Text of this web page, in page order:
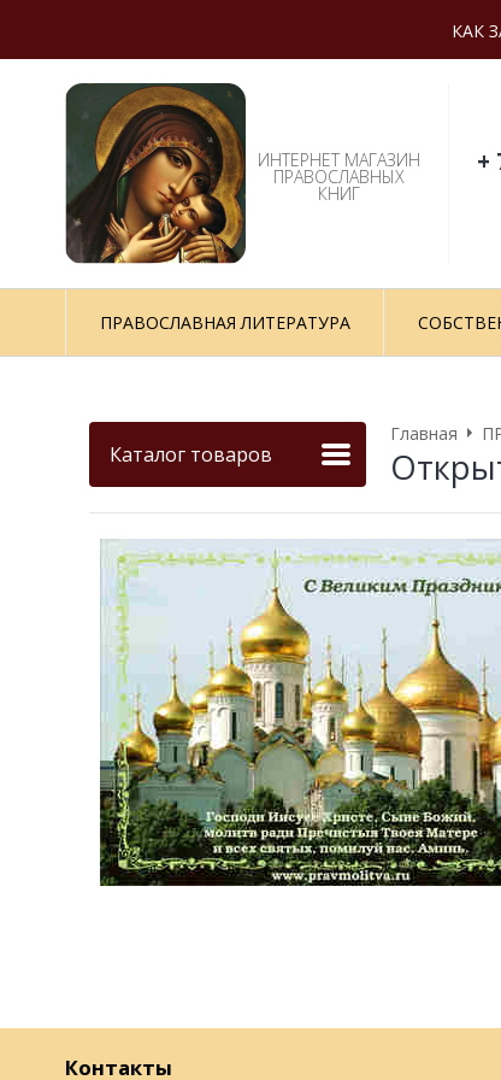
КАК
ИНТЕРНЕТ МАГАЗИН
ПРАВОСЛАВНЫХ
КНИГ
+
ПРАВОСЛАВНАЯ ЛИТЕРАТУРА
Каталог товаров
Главная
Контакты